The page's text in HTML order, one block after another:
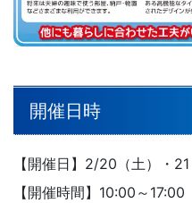
開催日時
【開催日】2/20（土）・21
【開催時間】10:00～17:00